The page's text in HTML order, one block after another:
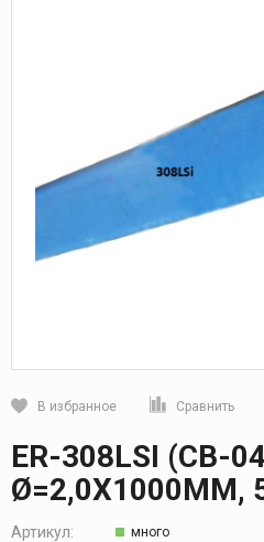
В избранное Сравнить
Кликните, чтобы скопировать
ER-308LSI (СВ-
Ø=2,0Х1000ММ,
Артикул: много